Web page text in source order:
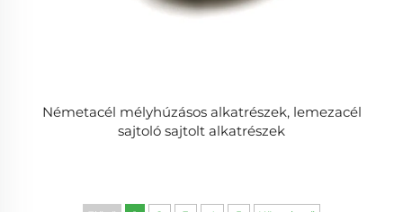
Németacél mélyhúzásos alkatrészek, lemezacél
sajtoló sajtolt alkatrészek